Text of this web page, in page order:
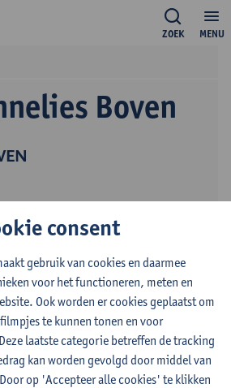
MENU
ZOEK
Boven
consent
gebruik van cookies en daarmee
voor het functioneren, meten en
Ook worden er cookies geplaatst om
te kunnen tonen en voor
laatste categorie betreffen de tracking
kan worden gevolgd door middel van
op 'Accepteer alle cookies' te klikken